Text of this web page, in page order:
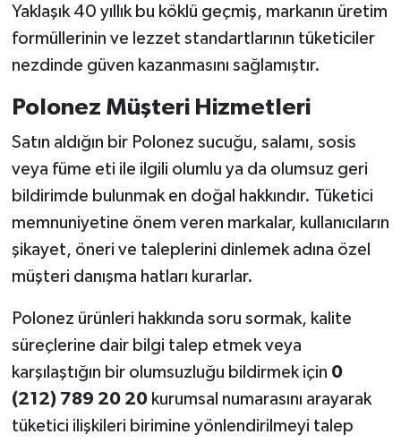
Yaklaşık 40 yıllık bu köklü geçmiş, markanın üretim
formüllerinin ve lezzet standartlarının tüketiciler
nezdinde güven kazanmasını sağlamıştır.
Polonez Müşteri Hizmetleri
Satın aldığın bir Polonez sucuğu, salamı, sosis
veya füme eti ile ilgili olumlu ya da olumsuz geri
bildirimde bulunmak en doğal hakkındır. Tüketici
memnuniyetine önem veren markalar, kullanıcıların
şikayet, öneri ve taleplerini dinlemek adına özel
müşteri danışma hatları kurarlar.
Polonez ürünleri hakkında soru sormak, kalite
süreçlerine dair bilgi talep etmek veya
karşılaştığın bir olumsuzluğu bildirmek için 0
(212) 789 20 20kurumsal numarasını arayarak
tüketici ilişkileri birimine yönlendirilmeyi talep